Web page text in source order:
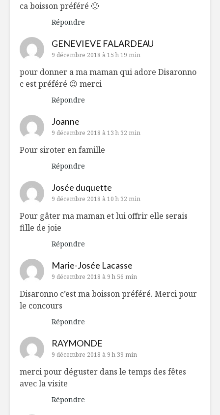
ca boisson préféré 🙂
Répondre
GENEVIEVE FALARDEAU
9 décembre 2018 à 15 h 19 min
pour donner a ma maman qui adore Disaronno
c est préféré 😉 merci
Répondre
Joanne
9 décembre 2018 à 13 h 32 min
Pour siroter en famille
Répondre
Josée duquette
9 décembre 2018 à 10 h 32 min
Pour gâter ma maman et lui offrir elle serais
fille de joie
Répondre
Marie-Josée Lacasse
9 décembre 2018 à 9 h 56 min
Disaronno c’est ma boisson préféré. Merci pour
le concours
Répondre
RAYMONDE
9 décembre 2018 à 9 h 39 min
merci pour déguster dans le temps des fêtes
avec la visite
Répondre